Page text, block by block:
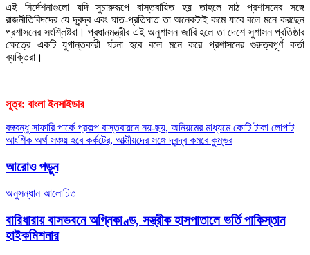
এই নির্দেশনাগুলো যদি সুচারুরূপে বাস্তবায়িত হয় তাহলে মাঠ প্রশাসনের সঙ্গে
রাজনীতিবিদদের যে দ্বন্দ্ব এবং ঘাত-প্রতিঘাত তা অনেকটাই কমে যাবে বলে মনে করছেন
প্রশাসনের সংশ্লিষ্টরা। প্রধানমন্ত্রীর এই অনুশাসন জারি হলে তা দেশে সুশাসন প্রতিষ্ঠার
ক্ষেত্রে একটি যুগান্তকারী ঘটনা হবে বলে মনে করে প্রশাসনের গুরুত্বপূর্ণ কর্তা
ব্যক্তিরা।
সূত্র: বাংলা ইনসাইডার
Post
navigation
বঙ্গবন্ধু সাফারি পার্কে প্রকল্প বাস্তবায়নে নয়-ছয়, অনিয়মের মাধ্যমে কোটি টাকা লোপাট
আংশিক অর্থ সঞ্চয় হবে কর্কটের, আত্মীয়দের সঙ্গে দ্বন্দ্ব কমবে কুম্ভর
আরোও পড়ুন
অনুসন্ধান আলোচিত
বারিধারায় বাসভবনে অগ্নিকাণ্ড, সস্ত্রীক হাসপাতালে ভর্তি পাকিস্তান
হাইকমিশনার